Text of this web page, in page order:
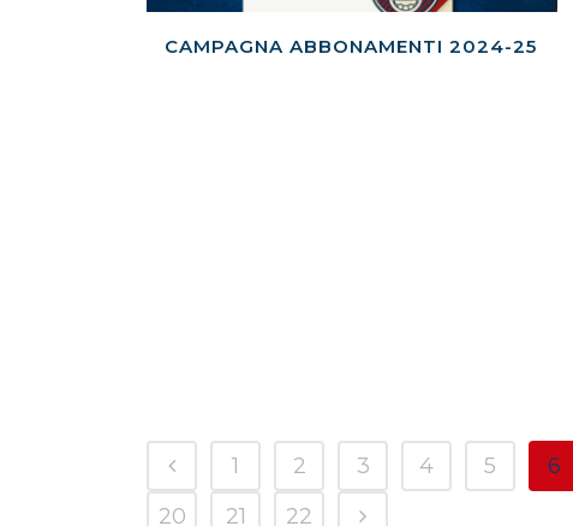
CAMPAGNA ABBONAMENTI 2024-25
1 2 3 4 5 6
20
21 22